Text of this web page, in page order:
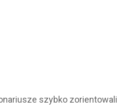
szybko zorientowali